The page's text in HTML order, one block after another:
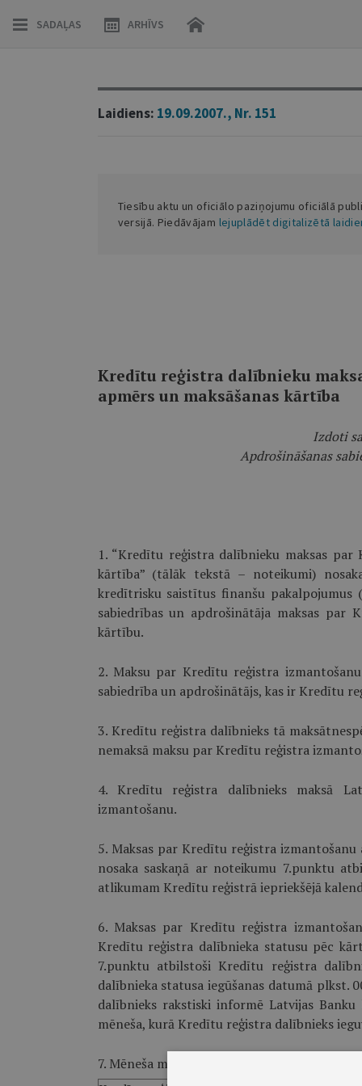
SADAĻAS ARHĪVS
Laidiens: 19.09.2007., Nr. 151
Tiesību aktu un oficiālo paziņojumu oficiālā
versijā. Piedāvājam lejuplādēt digitalizētā
Kredītu reģistra dalībnieku
apmērs un maksāšanas kārtība
Izdoti
Apdrošināšanas
1. “Kredītu reģistra dalībnieku maksas
kārtība” (tālāk tekstā – noteikumi)
kredītrisku saistītus finanšu pakalpojumus
sabiedrības un apdrošinātāja maksas par
kārtību.
2. Maksu par Kredītu reģistra
sabiedrība un apdrošinātājs, kas ir Kredītu
3. Kredītu reģistra dalībnieks tā
nemaksā maksu par Kredītu reģistra
4. Kredītu reģistra dalībnieks maksā
izmantošanu.
5. Maksas par Kredītu reģistra
nosaka saskaņā ar noteikumu 7.punktu
atlikumam Kredītu reģistrā iepriekšējā
6. Maksas par Kredītu reģistra
Kredītu reģistra dalībnieka statusu pēc
7.punktu atbilstoši Kredītu reģistra
dalībnieka statusa iegūšanas datumā plkst.
dalībnieks rakstiski informē Latvijas
mēneša, kurā Kredītu reģistra dalībnieks
7. Mēneša maksas par Kredītu reģistra